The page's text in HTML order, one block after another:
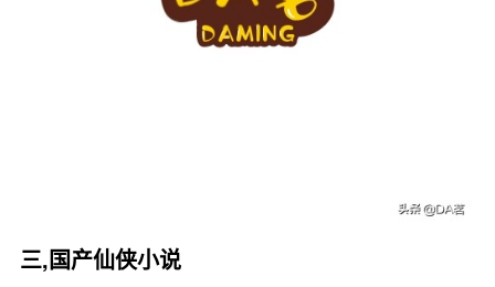
三,国产仙侠小说